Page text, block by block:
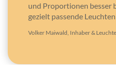
und Proportionen besser
gezielt passende
Volker Maiwald, Inhaber &